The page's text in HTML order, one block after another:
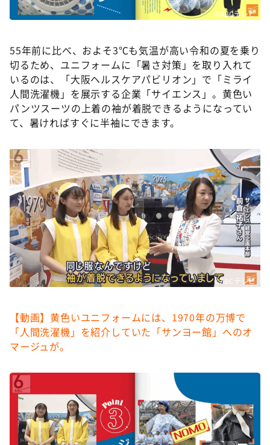
©ABCテレビ
55年前に比べ、およそ3℃も気温が高い令和の夏を乗り
切るため、ユニフォームに「暑さ対策」を取り入れて
いるのは、「大阪ヘルスケアパビリオン」で「ミライ
人間洗濯機」を展示する企業「サイエンス」。黄色い
パンツスーツの上着の袖が着脱できるようになってい
て、暑ければすぐに半袖にできます。
©ABCテレビ
【動画】黄色いユニフォームには、1970年の万博で
「人間洗濯機」を紹介していた「サンヨー館」へのオ
マージュが。